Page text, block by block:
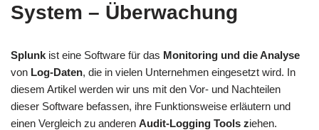
System – Überwachung
Splunk ist eine Software für das Monitoring und die Analyse
von Log-Daten, die in vielen Unternehmen eingesetzt wird. In
diesem Artikel werden wir uns mit den Vor- und Nachteilen
dieser Software befassen, ihre Funktionsweise erläutern und
einen Vergleich zu anderen Audit-Logging Tools ziehen.